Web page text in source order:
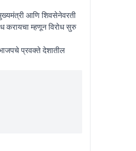
आणि शिवसेनेवरती
करायचा म्हणून विरोध सुरु
प्रवक्ते देशातील